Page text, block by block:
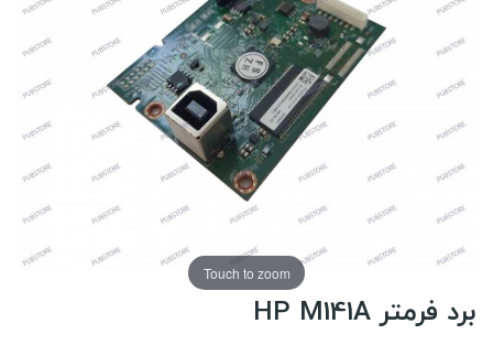
Touch to zoom
برد فرمتر HP M141A